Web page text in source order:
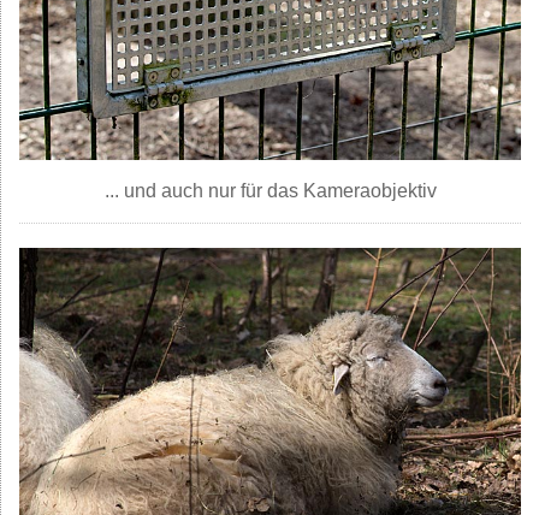
... und auch nur für das Kameraobjektiv